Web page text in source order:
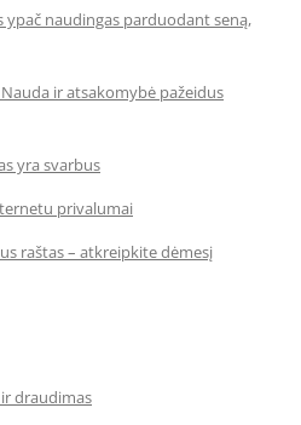
naudingas parduodant seną,
ir atsakomybė pažeidus
yra svarbus
privalumai
raštas – atkreipkite dėmesį
draudimas